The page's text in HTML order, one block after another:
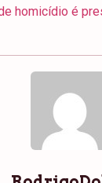
homicídio é